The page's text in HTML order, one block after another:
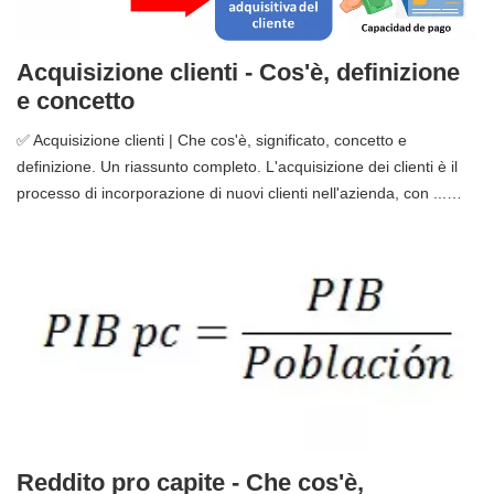
Acquisizione clienti - Cos'è, definizione
e concetto
✅ Acquisizione clienti | Che cos'è, significato, concetto e
definizione. Un riassunto completo. L'acquisizione dei clienti è il
processo di incorporazione di nuovi clienti nell'azienda, con ...…
Reddito pro capite - Che cos'è,